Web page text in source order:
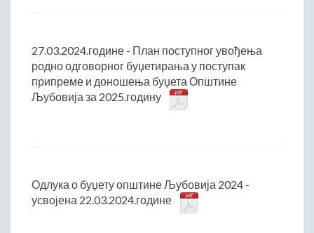
27.03.2024.године - План поступног увођења
родно одговорног буџетирања у поступак
припреме и доношења буџета Општине
Љубовија за 2025.годину
Одлука о буџету општине Љубовија 2024 -
усвојена 22.03.2024.године